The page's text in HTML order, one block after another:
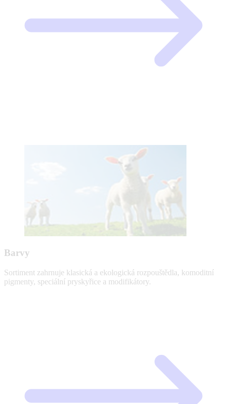
Barvy
Sortiment zahrnuje klasická a ekologická rozpouštědla, komoditní
pigmenty, speciální pryskyřice a modifikátory.